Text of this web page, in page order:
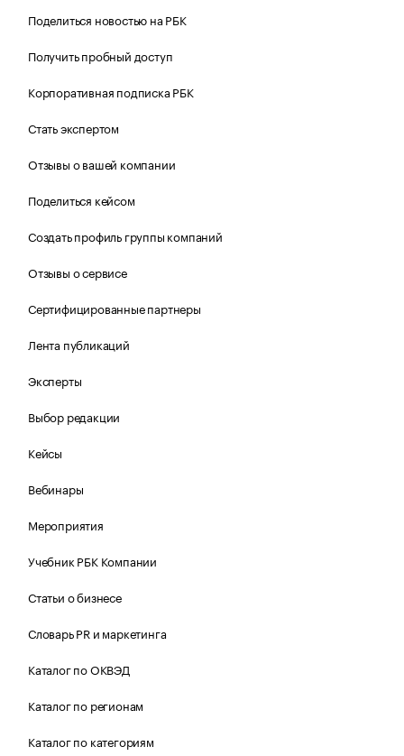
Поделиться новостью на РБК
Получить пробный доступ
Корпоративная подписка РБК
Стать экспертом
Отзывы о вашей компании
Поделиться кейсом
Создать профиль группы компаний
Отзывы о сервисе
Сертифицированные партнеры
Лента публикаций
Эксперты
Выбор редакции
Кейсы
Вебинары
Мероприятия
Учебник РБК Компании
Статьи о бизнесе
Словарь PR и маркетинга
Каталог по ОКВЭД
Каталог по регионам
Каталог по категориям